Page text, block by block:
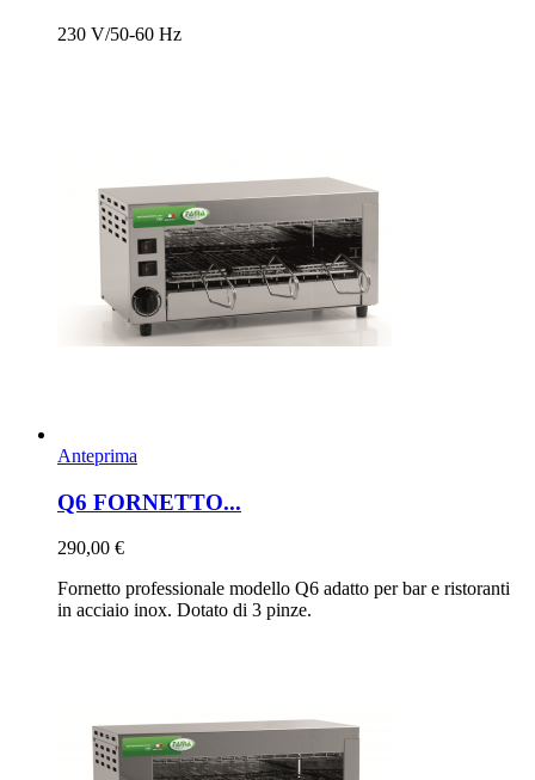
230 V/50-60 Hz
Anteprima
Q6 FORNETTO...
290,00 €
Fornetto professionale modello Q6 adatto per bar e ristoranti
in acciaio inox. Dotato di 3 pinze.